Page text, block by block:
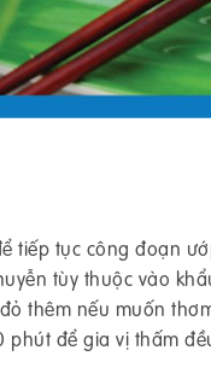
tiếp tục công đoạn
tùy thuộc vào
thêm nếu muốn
để gia vị thấm